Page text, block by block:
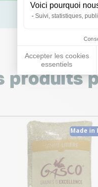
Voici pourquoi
Suivi, statistiques,
Accepter les cookies
essentiels
produits
Made in